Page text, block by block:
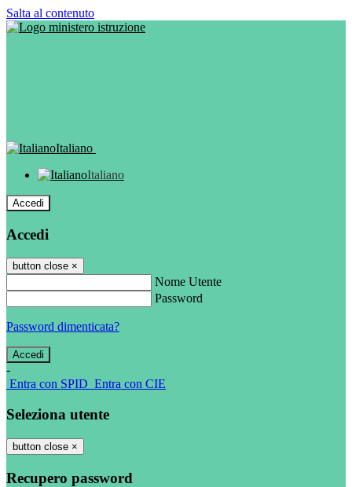
Salta al contenuto
Italiano
Italiano
Accedi
Accedi
button close ×
Nome Utente
Password
Password dimenticata?
-
Entra con SPID Entra con CIE
Seleziona utente
button close ×
Recupero password